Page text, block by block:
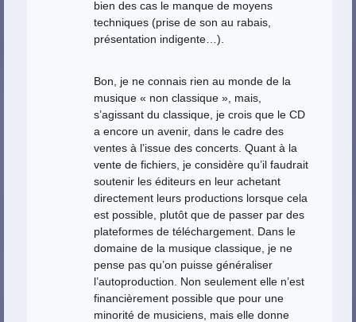
bien des cas le manque de moyens
techniques (prise de son au rabais,
présentation indigente…).
Bon, je ne connais rien au monde de la
musique « non classique », mais,
s’agissant du classique, je crois que le CD
a encore un avenir, dans le cadre des
ventes à l’issue des concerts. Quant à la
vente de fichiers, je considère qu’il faudrait
soutenir les éditeurs en leur achetant
directement leurs productions lorsque cela
est possible, plutôt que de passer par des
plateformes de téléchargement. Dans le
domaine de la musique classique, je ne
pense pas qu’on puisse généraliser
l’autoproduction. Non seulement elle n’est
financièrement possible que pour une
minorité de musiciens, mais elle donne